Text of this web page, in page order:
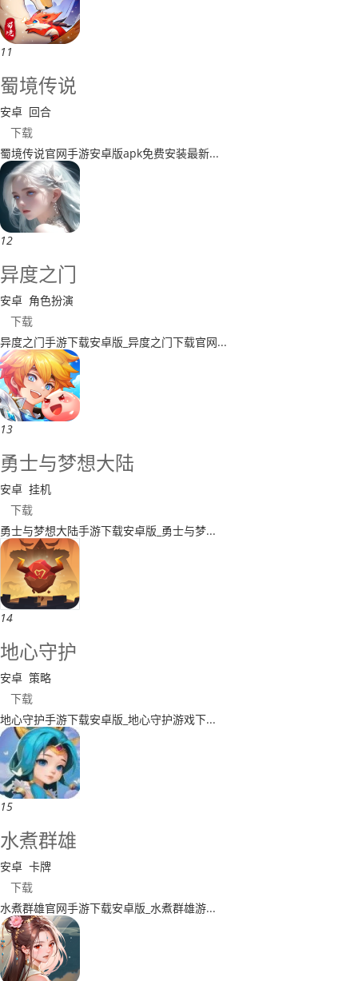
11
蜀境传说
安卓 回合
下载
蜀境传说官网手游安卓版apk免费安装最新...
12
异度之门
安卓 角色扮演
下载
异度之门手游下载安卓版_异度之门下载官网...
13
​勇士与梦想大陆
安卓 挂机
下载
​勇士与梦想大陆手游下载安卓版_勇士与梦...
14
地心守护
安卓 策略
下载
​地心守护手游下载安卓版_地心守护游戏下...
15
水煮群雄
安卓 卡牌
下载
​水煮群雄官网手游下载安卓版_水煮群雄游...